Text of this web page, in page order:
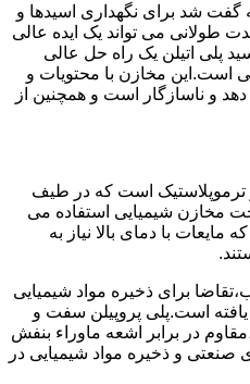
گفت شد برای نگهداری اسیدها و
طولانی می تواند یک ایده عالی
پلی اتیلن یک راه حل عالی
است.این مخازن با محتویات و
و ناسازگار است و همچنین از
ترموپلاستیک است که در طیف
مخازن شیمیایی استفاده می
با دمای بالا نیاز به
برای ذخیره مواد شیمیایی
است.پلی پروپیلن سفت و
در برابر اشعه ماوراء بنفش
صنعتی و ذخیره مواد شیمیایی در